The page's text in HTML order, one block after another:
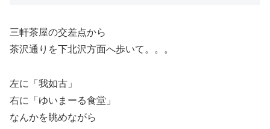
三軒茶屋の交差点から
茶沢通りを下北沢方面へ歩いて。。。
左に「我如古」
右に「ゆいまーる食堂」
なんかを眺めながら